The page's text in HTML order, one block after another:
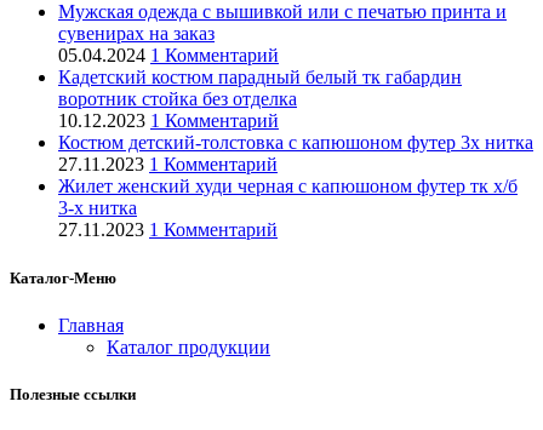
Мужская одежда с вышивкой или с печатью принта и
сувенирах на заказ
05.04.2024 1 Комментарий
Кадетский костюм парадный белый тк габардин
воротник стойка без отделка
10.12.2023 1 Комментарий
Костюм детский-толстовка с капюшоном футер 3х нитка
27.11.2023 1 Комментарий
Жилет женский худи черная с капюшоном футер тк х/б
3-х нитка
27.11.2023 1 Комментарий
Каталог-Меню
Главная
Каталог продукции
Полезные ссылки